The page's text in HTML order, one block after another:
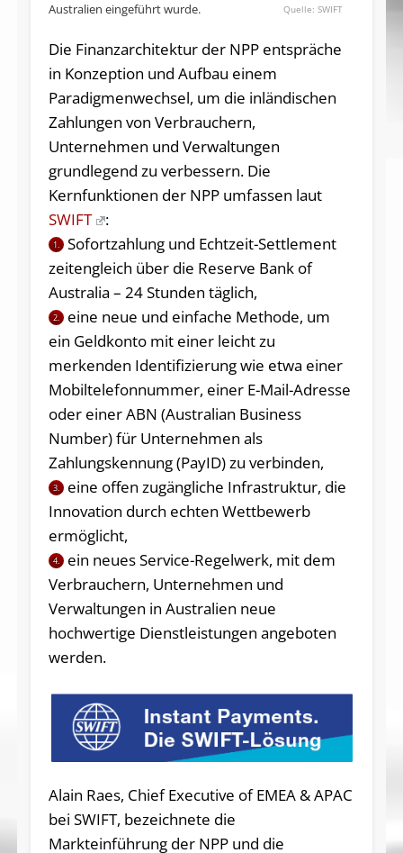
Australien eingeführt wurde.
SWIFT
Die Finanzarchitektur der NPP entspräche
in Konzeption und Aufbau einem
Paradigmenwechsel, um die inländischen
Zahlungen von Verbrauchern,
Unternehmen und Verwaltungen
grundlegend zu verbessern. Die
Kernfunktionen der NPP umfassen laut
SWIFT
:
1.
Sofortzahlung und Echtzeit-Settlement
zeitengleich über die Reserve Bank of
Australia – 24 Stunden täglich,
2.
eine neue und einfache Methode, um
ein Geldkonto mit einer leicht zu
merkenden Identifizierung wie etwa einer
Mobiltelefonnummer, einer E-Mail-Adresse
oder einer ABN (Australian Business
Number) für Unternehmen als
Zahlungskennung (PayID) zu verbinden,
3.
eine offen zugängliche Infrastruktur, die
Innovation durch echten Wettbewerb
ermöglicht,
4.
ein neues Service-Regelwerk, mit dem
Verbrauchern, Unternehmen und
Verwaltungen in Australien neue
hochwertige Dienstleistungen angeboten
werden.
Alain Raes, Chief Executive of EMEA & APAC
bei SWIFT, bezeichnete die
Markteinführung der NPP und die